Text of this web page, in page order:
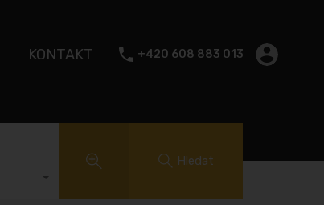
KONTAKT +420 608 883 013
Hledat